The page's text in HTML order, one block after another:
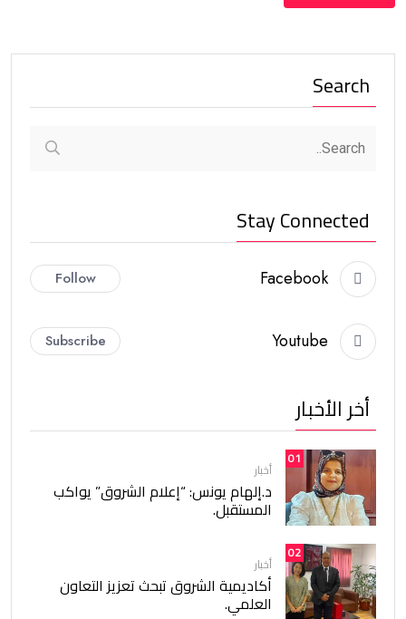
Search
Stay Connected
Facebook
Follow
Youtube
Subscribe
أخر الأخبار
01
أخبار
د.إلهام يونس: “إعلام الشروق” يواكب
المستقبل.
02
أخبار
أكاديمية الشروق تبحث تعزيز التعاون
العلمي.